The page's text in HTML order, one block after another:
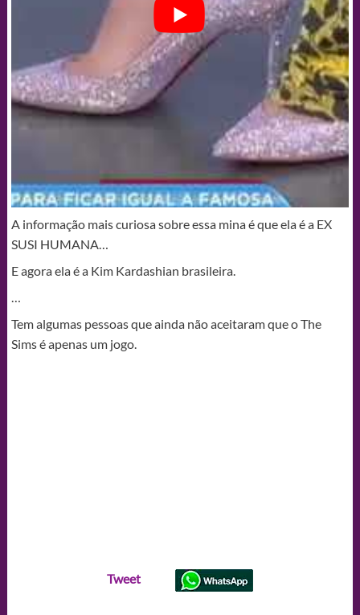
A informação mais curiosa sobre essa mina é que ela é a EX
SUSI HUMANA…
E agora ela é a Kim Kardashian brasileira.
…
Tem algumas pessoas que ainda não aceitaram que o The
Sims é apenas um jogo.
Tweet